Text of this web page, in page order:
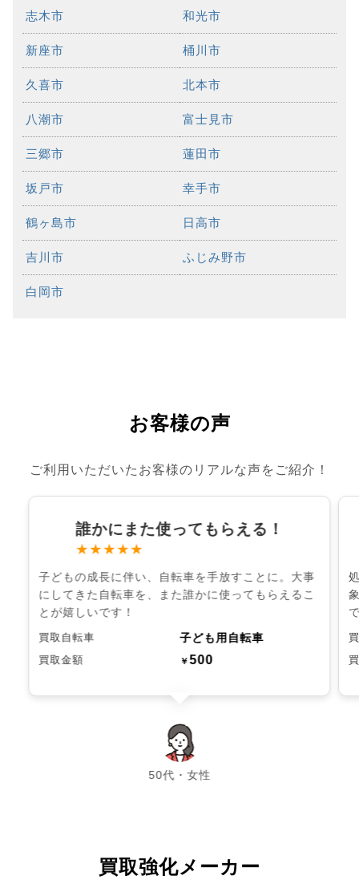
志木市 和光市
新座市 桶川市
久喜市 北本市
八潮市 富士見市
三郷市 蓮田市
坂戸市 幸手市
鶴ヶ島市 日高市
吉川市 ふじみ野市
白岡市
お客様の声
ご利用いただいたお客様のリアルな声をご紹介！
誰かにまた使ってもらえる！
★★★★★
子どもの成長に伴い、自転車を手放すことに。大事
にしてきた自転車を、また誰かに使ってもらえるこ
とが嬉しいです！
買取自転車 子ども用自転車
買取金額 ￥500
50代・女性
chevron_left chevron_right
買取強化メーカー